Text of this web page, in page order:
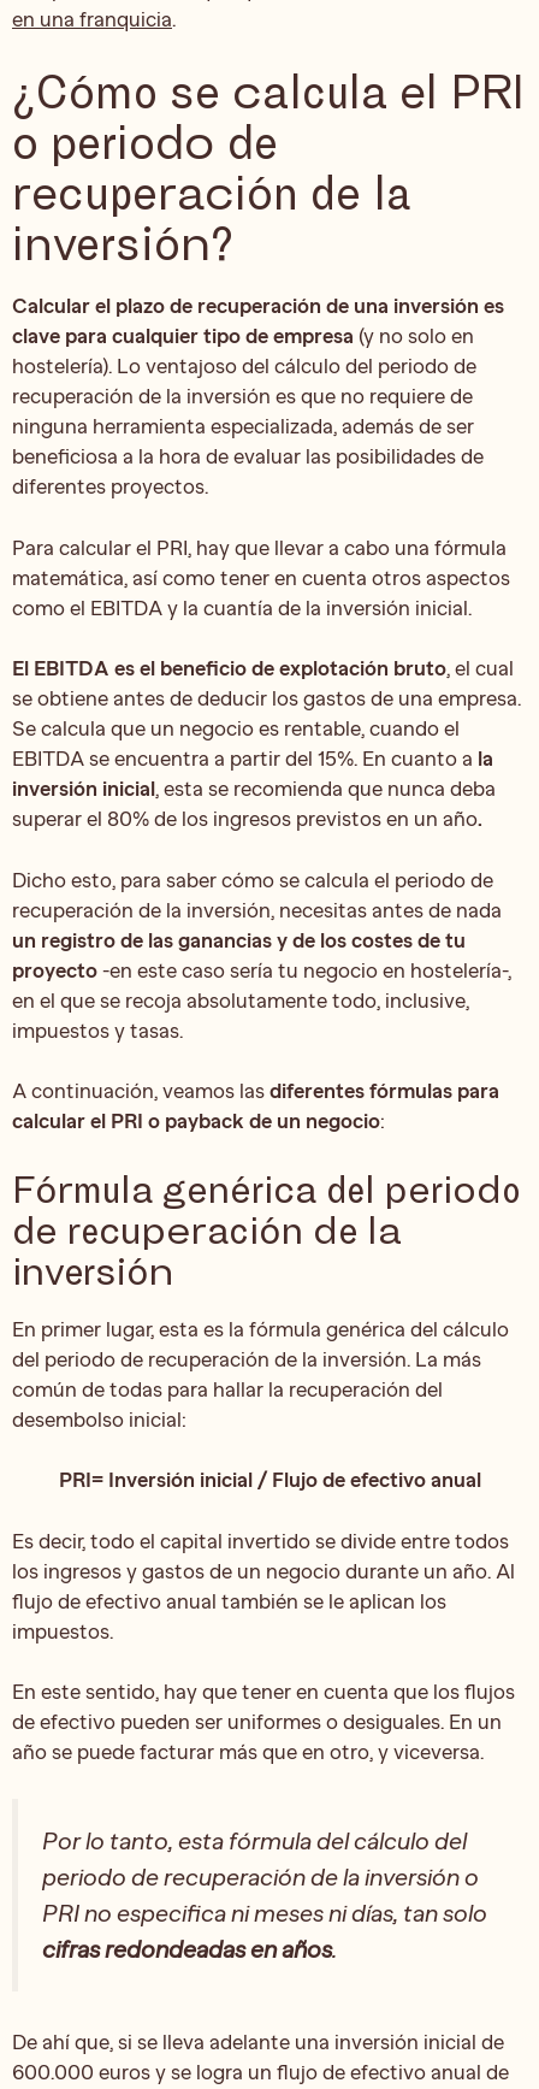
en una franquicia.
¿Cómo se calcula el PRI
o periodo de
recuperación de la
inversión?
Calcular el plazo de recuperación de una inversión es
clave para cualquier tipo de empresa (y no solo en
hostelería). Lo ventajoso del cálculo del periodo de
recuperación de la inversión es que no requiere de
ninguna herramienta especializada, además de ser
beneficiosa a la hora de evaluar las posibilidades de
diferentes proyectos.
Para calcular el PRI, hay que llevar a cabo una fórmula
matemática, así como tener en cuenta otros aspectos
como el EBITDA y la cuantía de la inversión inicial.
El EBITDA es el beneficio de explotación bruto, el cual
se obtiene antes de deducir los gastos de una empresa.
Se calcula que un negocio es rentable, cuando el
EBITDA se encuentra a partir del 15%. En cuanto a la
inversión inicial, esta se recomienda que nunca deba
superar el 80% de los ingresos previstos en un año.
Dicho esto, para saber cómo se calcula el periodo de
recuperación de la inversión, necesitas antes de nada
un registro de las ganancias y de los costes de tu
proyecto -en este caso sería tu negocio en hostelería-,
en el que se recoja absolutamente todo, inclusive,
impuestos y tasas.
A continuación, veamos las diferentes fórmulas para
calcular el PRI o payback de un negocio:
Fórmula genérica del periodo
de recuperación de la
inversión
En primer lugar, esta es la fórmula genérica del cálculo
del periodo de recuperación de la inversión. La más
común de todas para hallar la recuperación del
desembolso inicial:
PRI= Inversión inicial / Flujo de efectivo anual
Es decir, todo el capital invertido se divide entre todos
los ingresos y gastos de un negocio durante un año. Al
flujo de efectivo anual también se le aplican los
impuestos.
En este sentido, hay que tener en cuenta que los flujos
de efectivo pueden ser uniformes o desiguales. En un
año se puede facturar más que en otro, y viceversa.
Por lo tanto, esta fórmula del cálculo del
periodo de recuperación de la inversión o
PRI no especifica ni meses ni días, tan solo
cifras redondeadas en años.
De ahí que, si se lleva adelante una inversión inicial de
600.000 euros y se logra un flujo de efectivo anual de